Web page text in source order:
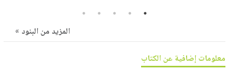
انشر
كتابك
1
2
3
4
5
المزيد من البنود »
معلومات إضافية عن الكتاب